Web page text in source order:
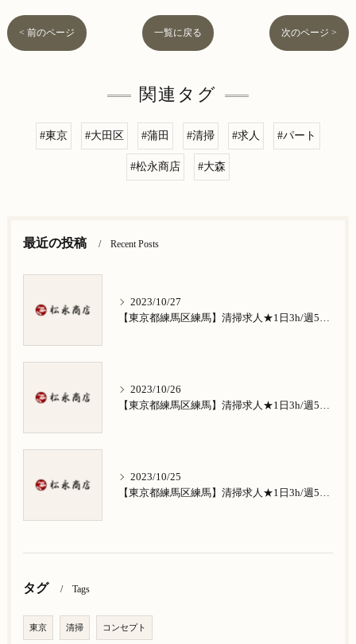
< 前のページ 一覧に戻る 次のページ >
関連タグ
#東京 #大田区 #蒲田 #清掃 #求人 #パート
#松永商店 #大森
最近の投稿 Recent Posts
2023/10/27
【東京都練馬区練馬】清掃求人★1日3h/週5日/祝日お休み★谷原在住の方歓迎
2023/10/26
【東京都練馬区練馬】清掃求人★1日3h/週5日/祝日お休み★南田中在住の方歓迎
2023/10/25
【東京都練馬区練馬】清掃求人★1日3h/週5日/祝日お休み★南大泉在住の方歓迎
タグ Tags
東京 清掃 コンセプト